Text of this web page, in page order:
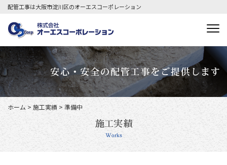
配管工事は大阪市淀川区のオーエスコーポレーション
ホーム > 施工実績 > 準備中
施工実績
Works